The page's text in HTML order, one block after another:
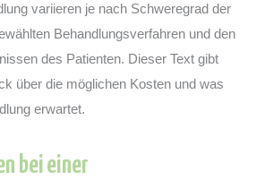
variieren je nach Schweregrad der
Behandlungsverfahren und den
des Patienten. Dieser Text gibt
über die möglichen Kosten und was
erwartet.
bei einer